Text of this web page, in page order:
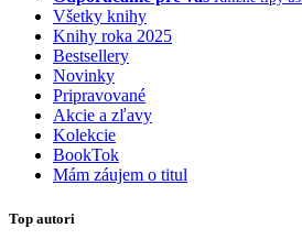
Všetky knihy
Knihy roka 2025
Bestsellery
Novinky
Pripravované
Akcie a zľavy
Kolekcie
BookTok
Mám záujem o titul
Top autori